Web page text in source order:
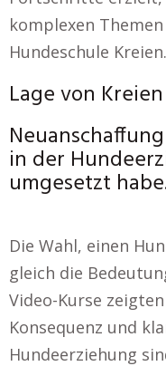
komplexen
Hundeschule Kreien.
Lage von Kreien
in der
umgesetzt
Die Wahl, einen
gleich die
Video-Kurse
Konsequenz und
Hundeerziehung